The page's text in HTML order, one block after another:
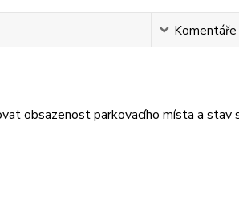
Komentáře
obsazenost parkovacího místa a